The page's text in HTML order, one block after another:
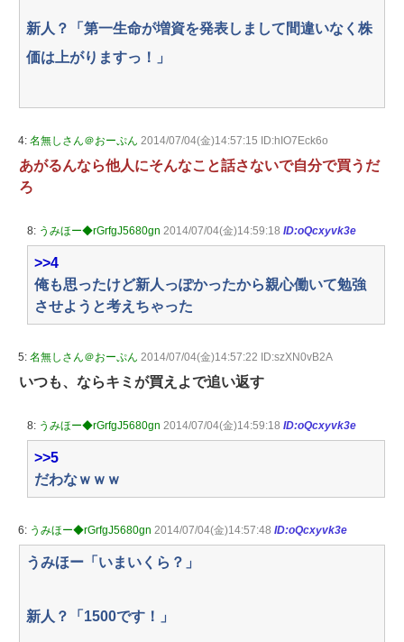
新人？「第一生命が増資を発表しまして間違いなく株
価は上がりますっ！」
4: 名無しさん＠おーぷん 2014/07/04(金)14:57:15 ID:hIO7Eck6o
あがるんなら他人にそんなこと話さないで自分で買うだ
ろ
8: うみほー◆rGrfgJ5680gn 2014/07/04(金)14:59:18 ID:oQcxyvk3e
>>4
俺も思ったけど新人っぽかったから親心働いて勉強
させようと考えちゃった
5: 名無しさん＠おーぷん 2014/07/04(金)14:57:22 ID:szXN0vB2A
いつも、ならキミが買えよで追い返す
8: うみほー◆rGrfgJ5680gn 2014/07/04(金)14:59:18 ID:oQcxyvk3e
>>5
だわなｗｗｗ
6: うみほー◆rGrfgJ5680gn 2014/07/04(金)14:57:48 ID:oQcxyvk3e
うみほー「いまいくら？」
新人？「1500です！」